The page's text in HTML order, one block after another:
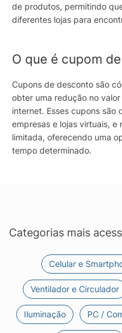
de produtos, permitindo
diferentes lojas para
O que é cupom
Cupons de desconto são
obter uma redução no
internet. Esses cupons são
empresas e lojas virtuais, e
limitada, oferecendo uma
tempo determinado.
Categorias mais
Celular e
Ventilador e Circulador
Iluminação PC /